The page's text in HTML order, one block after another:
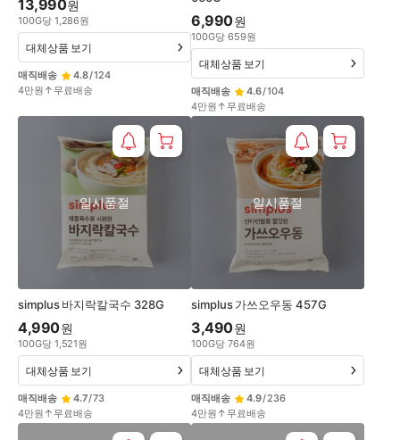
13,990원
100G당 1,286원
매직배송 4.8/124
4만원↑무료배송
대체상품 보기
6,990원
100G당 659원
매직배송 4.6/104
4만원↑무료배송
대체상품 보기
simplus 바지락칼국수 328G
일시품절
4,990원
100G당 1,521원
매직배송 4.7/73
4만원↑무료배송
대체상품 보기
simplus 가쓰오우동 457G
일시품절
3,490원
100G당 764원
매직배송 4.9/236
4만원↑무료배송
대체상품 보기